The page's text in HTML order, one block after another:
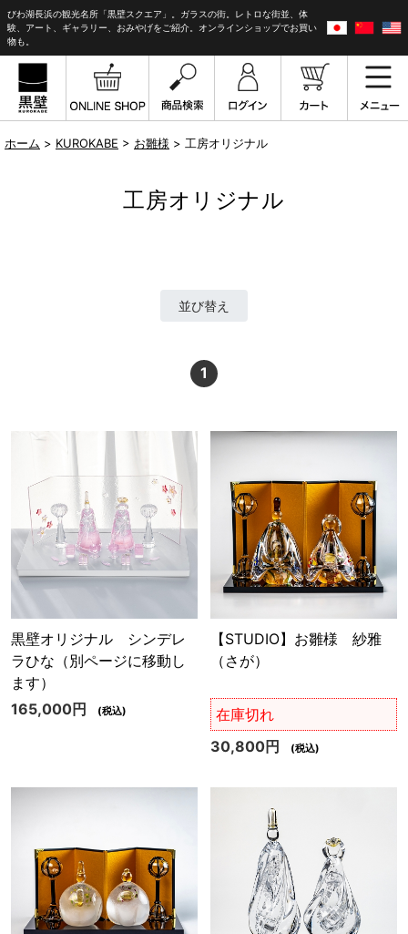
びわ湖長浜の観光名所「黒壁スクエア」。ガラスの街。レトロな街並、体
験、アート、ギャラリー、おみやげをご紹介。オンラインショップでお買い
物も。
ホーム > KUROKABE > お雛様 > 工房オリジナル
工房オリジナル
並び替え
1
黒壁オリジナル シンデレ
ラひな（別ページに移動し
ます）
165,000円
(税込)
【STUDIO】お雛様 紗雅
（さが）
在庫切れ
30,800円
(税込)